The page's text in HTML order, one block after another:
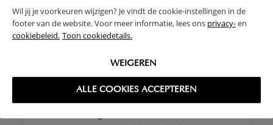
Wil jij je voorkeuren wijzigen? Je vindt de cookie-instellingen in de
footer van de website. Voor meer informatie, lees ons privacy-en
cookiebeleid. Toon cookiedetails.
WEIGEREN
ALLE COOKIES ACCEPTEREN
woonkamer zonder chaos—van open kasten tot
slimme rotatietrucs.
Petite Amélie Team,
GROEI & ONTWIKKELING